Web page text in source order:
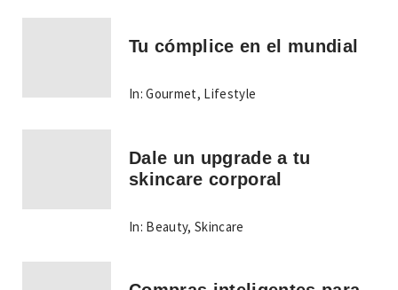
Tu cómplice en el mundial
In: Gourmet, Lifestyle
Dale un upgrade a tu
skincare corporal
In: Beauty,Skincare